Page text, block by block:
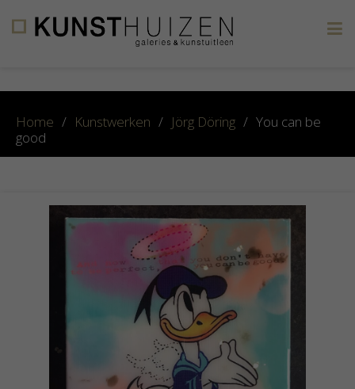
Home / Kunstwerken / Jörg Döring / You can be
good